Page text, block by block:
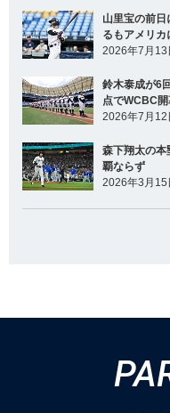
山里宝の前
るもアメリカ
2026年7月13
鈴木泰成が6
点でWCBC
2026年7月12
森下翔太の本
覇ならず
2026年3月15